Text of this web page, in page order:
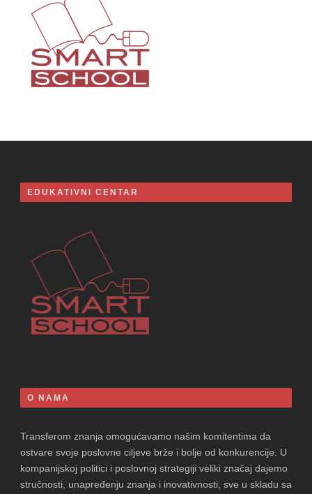
EDUKATIVNI CENTAR
O NAMA
Transferom znanja omogućavamo našim komitentima da
ostvare svoje poslovne ciljeve brže i bolje od konkurencije. U
kompanijskoj politici i poslovnoj strategiji veliki značaj dajemo
stručnosti, unapređenju znanja i inovativnosti, sve u skladu sa